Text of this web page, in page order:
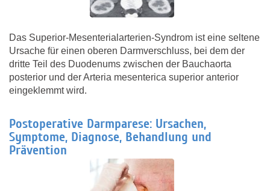
Das Superior-Mesenterialarterien-Syndrom ist eine seltene
Ursache für einen oberen Darmverschluss, bei dem der
dritte Teil des Duodenums zwischen der Bauchaorta
posterior und der Arteria mesenterica superior anterior
eingeklemmt wird.
Postoperative Darmparese: Ursachen,
Symptome, Diagnose, Behandlung und
Prävention